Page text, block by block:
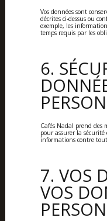
Vos données sont
décrites ci-dessus ou
exemple, les
temps requis par les
6.
Cafés Nadal prend des
pour assurer la sécurité
informations contre
7. VOS
VOS